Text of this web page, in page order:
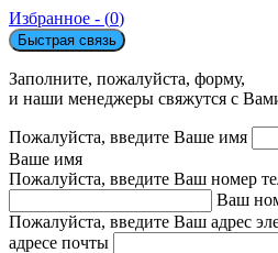
Избранное - (0)
Быстрая связь
Заполните, пожалуйста, форму,
и наши менеджеры свяжутся с
Пожалуйста, введите Ваше имя
Ваше имя
Пожалуйста, введите Ваш номер
Ваш
Пожалуйста, введите Ваш адрес
адресе почты